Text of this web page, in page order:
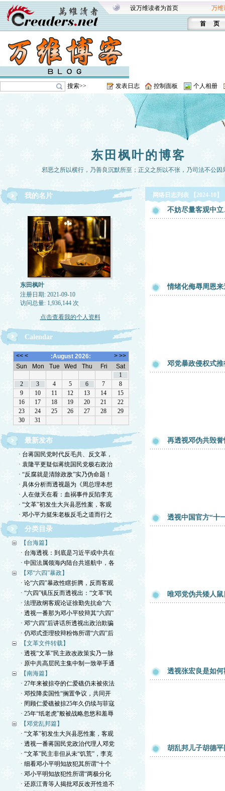
设万维读者为首页 万维
首 页
搜索>> 发表日志 控制面板 个人相册
东田枫叶的博客
邪恶之所以横行，乃善良沉默所至；正义之所以不张，乃司法不公因
我的名片
东田枫叶
注册日期: 2021-09-10
访问总量: 1,936,144 次
点击查看我的个人资料
Calendar
最新发布
· 台蒋国民党时代反毛共、反文革，
· 袁隆平更疑似蒋统国民党极右政治
· “反腐就是清除政敌”实乃伪命题！
· 具体分析而透视题为《周总理本想
· 人在做天在看：血祸事件反陷李克
· “文革”初发生大兴县恶性案，客观
· 邓小平力挺朱老板反毛之道而行之
分类目录
【台海篇】
· 台海透视：到底是习近平或中共在
· 中国法属领海内陆台共巡航中，各
【邓“六四”暴政】
· 论“六四”暴政性瞎折腾，反而客观
· “六四”镇压反而透视出：“文革”民
· 法理政纲客观论证徐勤先抗命“六
· 透视一番那为邓小平狡辩其“六四”
· 邓“六四”后讲话所透视出政治欺骗
· 仍邓式歪理狡辩粉饰所谓“六四”后
【文革文件转载】
· 透视“文革”民主政改政策实乃一脉
· 原中共高层民主集中制一致举手通
【南海篇】
· 27年来被掠夺的仁爱礁仍未被依法
· 邓投降卖国性“搁置争议，共同开
· 罔顾仁爱礁被掠25年久仍续与菲寇
· 25年“纸老虎”般被战略忽悠和羞辱
【邓党乱邦篇】
· “文革”初发生大兴县恶性案，客观
· 透视一番蒋国民党政治代理人邓党
· “文革”民主非但从未“饥荒”，李克
· 细看邓小平明知故犯其所谓“十个
· 邓小平明知故犯性所谓“两极分化
· 还原江青等人揭批邓反改开性造不
网络日志列表 【2024-10】
不妨尽量客观中
情绪化侮辱周恩
邓党暴政侵权式
再透视邓伪共毁
透视中国官方“十
唯邓党伪共矮人
透视张宏良是如
胡乱邦儿子胡德